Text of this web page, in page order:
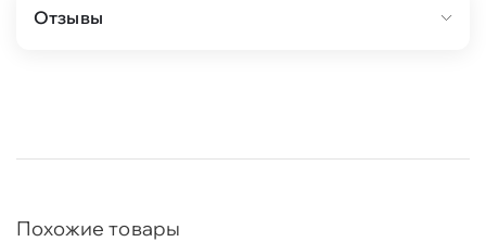
Отзывы
Похожие товары